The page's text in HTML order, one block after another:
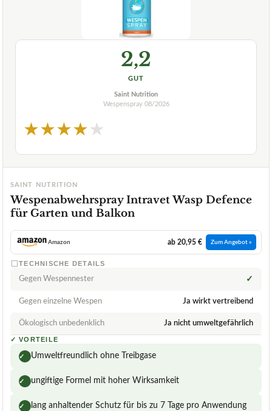
2,2
GUT
Saint Nutrition
Wespenspray 08/2026
★★★★★
SAINT NUTRITION
Wespenabwehrspray Intravet Wasp Defence
für Garten und Balkon
Amazon ab 20,95 € Zum Angebot »
TECHNISCHE DETAILS
Gegen Wespennester ✓
Gegen einzelne Wespen Ja wirkt vertreibend
Ökologisch unbedenklich Ja nicht umweltgefährlich
✓ VORTEILE
✓ Umweltfreundlich ohne Treibgase
✓ ungiftige Formel mit hoher Wirksamkeit
✓ lang anhaltender Schutz für bis zu 7 Tage pro Anwendung